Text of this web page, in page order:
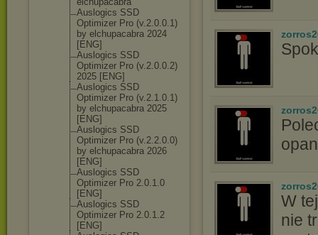
Auslogics SSD
Optimizer Pro (v.2.0.0.1)
by elchupacabra 2024
[ENG]
Auslogics SSD
Optimizer Pro (v.2.0.0.2)
2025 [ENG]
Auslogics SSD
Optimizer Pro (v.2.1.0.1)
by elchupacabra 2025
[ENG]
Auslogics SSD
Optimizer Pro (v.2.2.0.0)
by elchupacabra 2026
[ENG]
Auslogics SSD
Optimizer Pro 2.0.1.0
[ENG]
Auslogics SSD
Optimizer Pro 2.0.1.2
[ENG]
W
nie